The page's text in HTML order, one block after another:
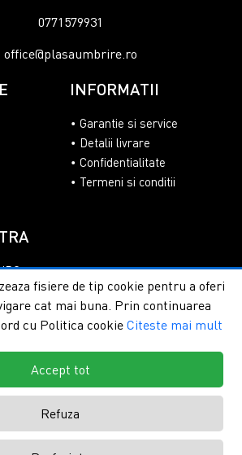
0771579931
office@plasaumbrire.ro
INFORMATII
Garantie si service
Detalii livrare
Confidentialitate
Termeni si conditii
- PlasaUmbrire.ro | Toate drepturile
magazine online by ITeXclusiv.ro
fisiere de tip cookie pentru a oferi
cat mai buna. Prin continuarea
cu Politica cookie Citeste mai mult
Accept tot
Refuza